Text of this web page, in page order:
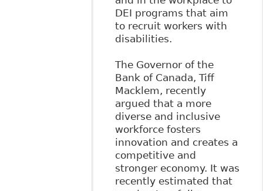
DEI programs that aim
to recruit workers with
disabilities.
The Governor of the
Bank of Canada, Tiff
Macklem, recently
argued that a more
diverse and inclusive
workforce fosters
innovation and creates a
competitive and
stronger economy. It was
recently estimated that